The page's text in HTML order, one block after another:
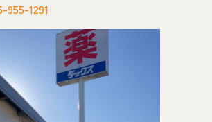
955-1291